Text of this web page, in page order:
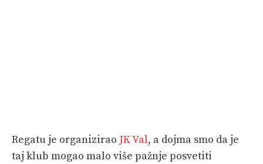
Regatu je organizirao JK Val, a dojma smo da je
taj klub mogao malo više pažnje posvetiti